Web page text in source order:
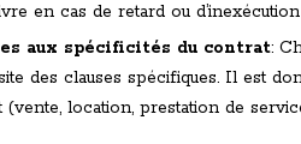
en cas de retard ou
aux spécificités du contrat:
des clauses spécifiques. Il est
location, prestation de